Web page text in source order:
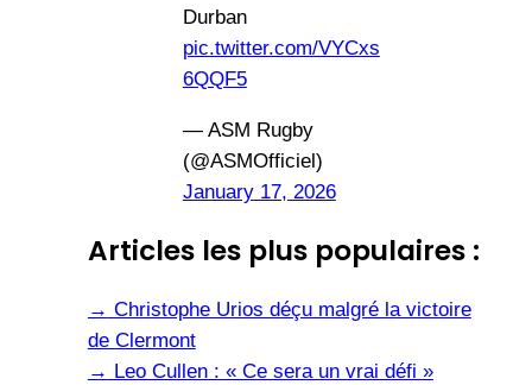
Durban
pic.twitter.com/VYCxs
6QQF5
— ASM Rugby
(@ASMOfficiel)
January 17, 2026
Articles les plus populaires :
→ Christophe Urios déçu malgré la victoire
de Clermont
→ Leo Cullen : « Ce sera un vrai défi »